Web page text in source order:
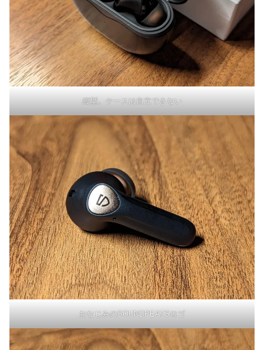
縦型。ケースは自立できない
おなじみのSOUNDPEATSロゴ